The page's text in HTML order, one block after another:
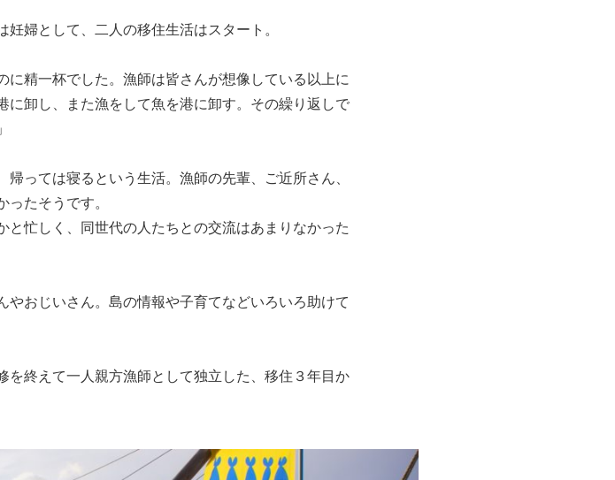
婦として、二人の移住生活はスタート。
に精一杯でした。漁師は皆さんが想像している以上に
に卸し、また漁をして魚を港に卸す。その繰り返しで
っては寝るという生活。漁師の先輩、ご近所さん、
たそうです。
忙しく、同世代の人たちとの交流はあまりなかった
やおじいさん。島の情報や子育てなどいろいろ助けて
終えて一人親方漁師として独立した、移住３年目か